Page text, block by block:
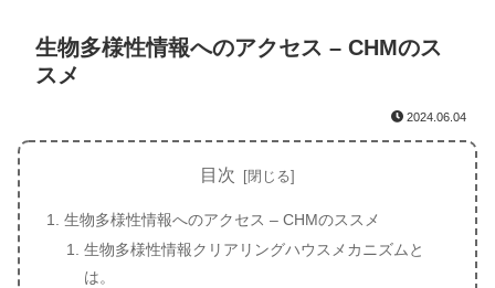
生物多様性情報へのアクセス – CHMのス
スメ
2024.06.04
目次
生物多様性情報へのアクセス – CHMのススメ
生物多様性情報クリアリングハウスメカニズムと
は。